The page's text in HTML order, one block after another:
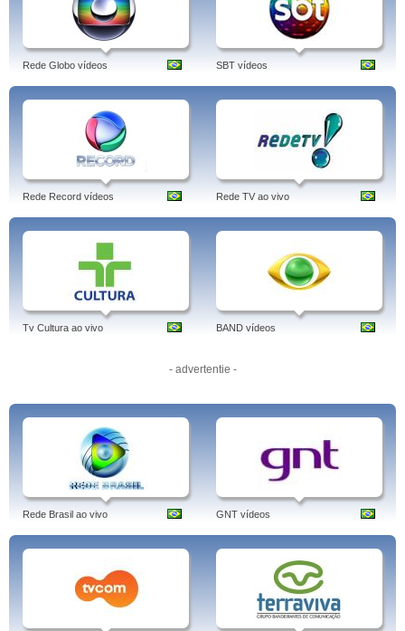
Programas: Cine Rede Brasil, Rb Notícias, Shop Show, Curtas E Quentes, É
10, Página 1, Em Revista, Séries De Ouro.
Tags: rede brasil, de comunicação, de noticias, ao vivo, atual, rede brasileira
de calibração, online, gestão de ativos, de comunicação tv, maquinas, tv,
Rede Globo vídeos SBT vídeos
Rede Record vídeos Rede TV ao vivo
Tv Cultura ao vivo BAND vídeos
- advertentie -
Rede Brasil ao vivo GNT vídeos